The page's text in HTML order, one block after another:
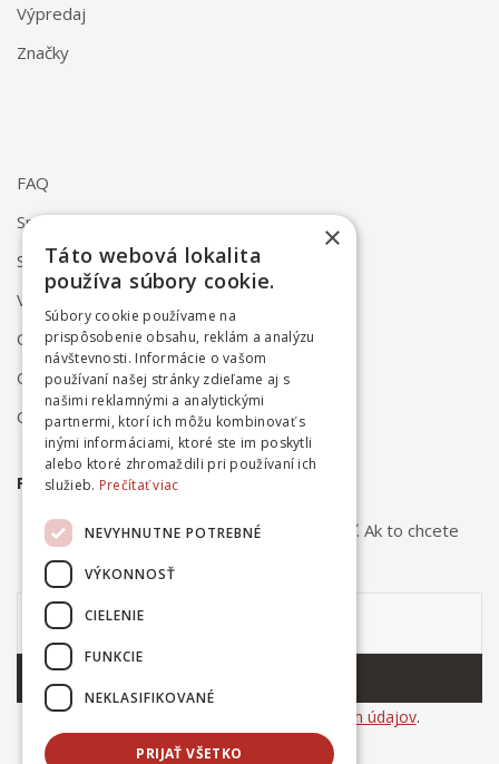
Výpredaj
Značky
FAQ
Spôsob dodania
Spôsob platby
Vrátenie a reklamácia
Odstúpenie od zmluvy online
Obchodné podmienky
Ochrana osobných údajov
PRIHLÁSTE SA NA ODBER NOVINIEK
Odber noviniek môžete kedykoľvek zrušiť. Ak to chcete
spracovaním osobných údajov.
×
Táto webová lokalita
používa súbory cookie.
Súbory cookie používame na
prispôsobenie obsahu, reklám a analýzu
návštevnosti. Informácie o vašom
používaní našej stránky zdieľame aj s
našimi reklamnými a analytickými
partnermi, ktorí ich môžu kombinovať s
inými informáciami, ktoré ste im poskytli
alebo ktoré zhromaždili pri používaní ich
služieb. Prečítať viac
NEVYHNUTNE POTREBNÉ
VÝKONNOSŤ
CIELENIE
FUNKCIE
NEKLASIFIKOVANÉ
PRIJAŤ VŠETKO